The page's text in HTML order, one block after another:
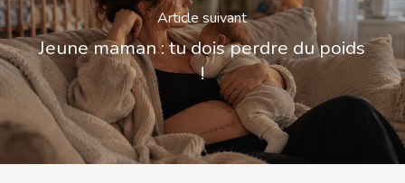
Article suivant
Jeune maman : tu dois perdre du poids
!